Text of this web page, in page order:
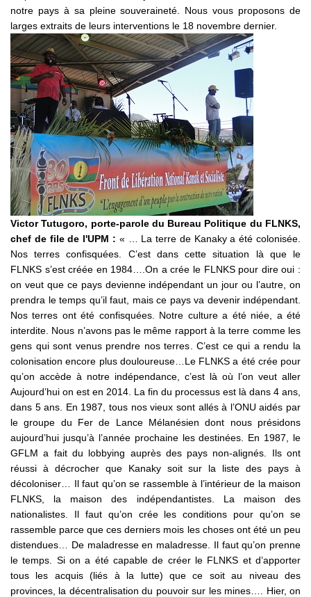
notre pays à sa pleine souveraineté. Nous vous proposons de
larges extraits de leurs interventions le 18 novembre dernier.
Victor Tutugoro, porte-parole du Bureau Politique du FLNKS,
chef de file de l'UPM : « … La terre de Kanaky a été colonisée.
Nos terres confisquées. C’est dans cette situation là que le
FLNKS s’est créée en 1984….On a crée le FLNKS pour dire oui :
on veut que ce pays devienne indépendant un jour ou l’autre, on
prendra le temps qu’il faut, mais ce pays va devenir indépendant.
Nos terres ont été confisquées. Notre culture a été niée, a été
interdite. Nous n’avons pas le même rapport à la terre comme les
gens qui sont venus prendre nos terres. C’est ce qui a rendu la
colonisation encore plus douloureuse…Le FLNKS a été crée pour
qu’on accède à notre indépendance, c’est là où l’on veut aller
Aujourd’hui on est en 2014. La fin du processus est là dans 4 ans,
dans 5 ans. En 1987, tous nos vieux sont allés à l’ONU aidés par
le groupe du Fer de Lance Mélanésien dont nous présidons
aujourd’hui jusqu’à l’année prochaine les destinées. En 1987, le
GFLM a fait du lobbying auprès des pays non-alignés. Ils ont
réussi à décrocher que Kanaky soit sur la liste des pays à
décoloniser… Il faut qu’on se rassemble à l’intérieur de la maison
FLNKS, la maison des indépendantistes. La maison des
nationalistes. Il faut qu’on crée les conditions pour qu’on se
rassemble parce que ces derniers mois les choses ont été un peu
distendues… De maladresse en maladresse. Il faut qu’on prenne
le temps. Si on a été capable de créer le FLNKS et d’apporter
tous les acquis (liés à la lutte) que ce soit au niveau des
provinces, la décentralisation du pouvoir sur les mines…. Hier, on